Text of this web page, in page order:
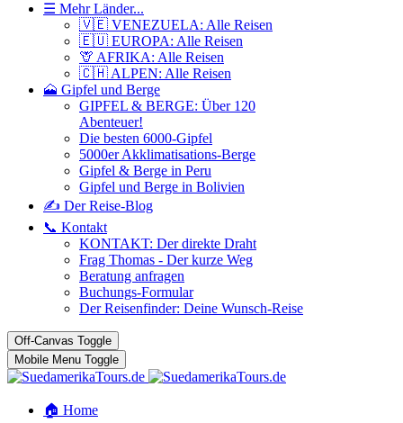
☰ Mehr Länder...
🇻🇪 VENEZUELA: Alle Reisen
🇪🇺 EUROPA: Alle Reisen
🦒 AFRIKA: Alle Reisen
🇨🇭 ALPEN: Alle Reisen
🗻 Gipfel und Berge
GIPFEL & BERGE: Über 120
Abenteuer!
Die besten 6000-Gipfel
5000er Akklimatisations-Berge
Gipfel & Berge in Peru
Gipfel und Berge in Bolivien
✍️ Der Reise-Blog
📞 Kontakt
KONTAKT: Der direkte Draht
Frag Thomas - Der kurze Weg
Beratung anfragen
Buchungs-Formular
Der Reisenfinder: Deine Wunsch-Reise
Off-Canvas Toggle
Mobile Menu Toggle
🏠 Home